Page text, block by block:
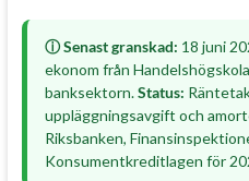
ⓘ Senast granskad: 18 juni
ekonom från
banksektorn.Status:
uppläggningsavgift och
Riksbanken,
Konsumentkreditlagen för